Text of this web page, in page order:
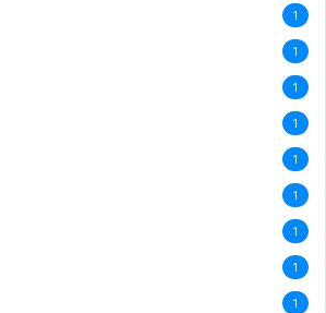
1
1
1
1
1
1
1
1
1